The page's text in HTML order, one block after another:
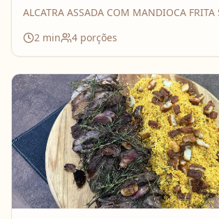
ALCATRA ASSADA COM MANDIOCA FRITA
2 min 4 porções